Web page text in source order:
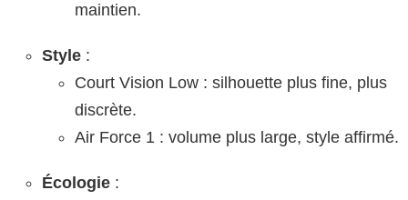
maintien.
Style :
Court Vision Low : silhouette plus fine, plus
discrète.
Air Force 1 : volume plus large, style affirmé.
Écologie :